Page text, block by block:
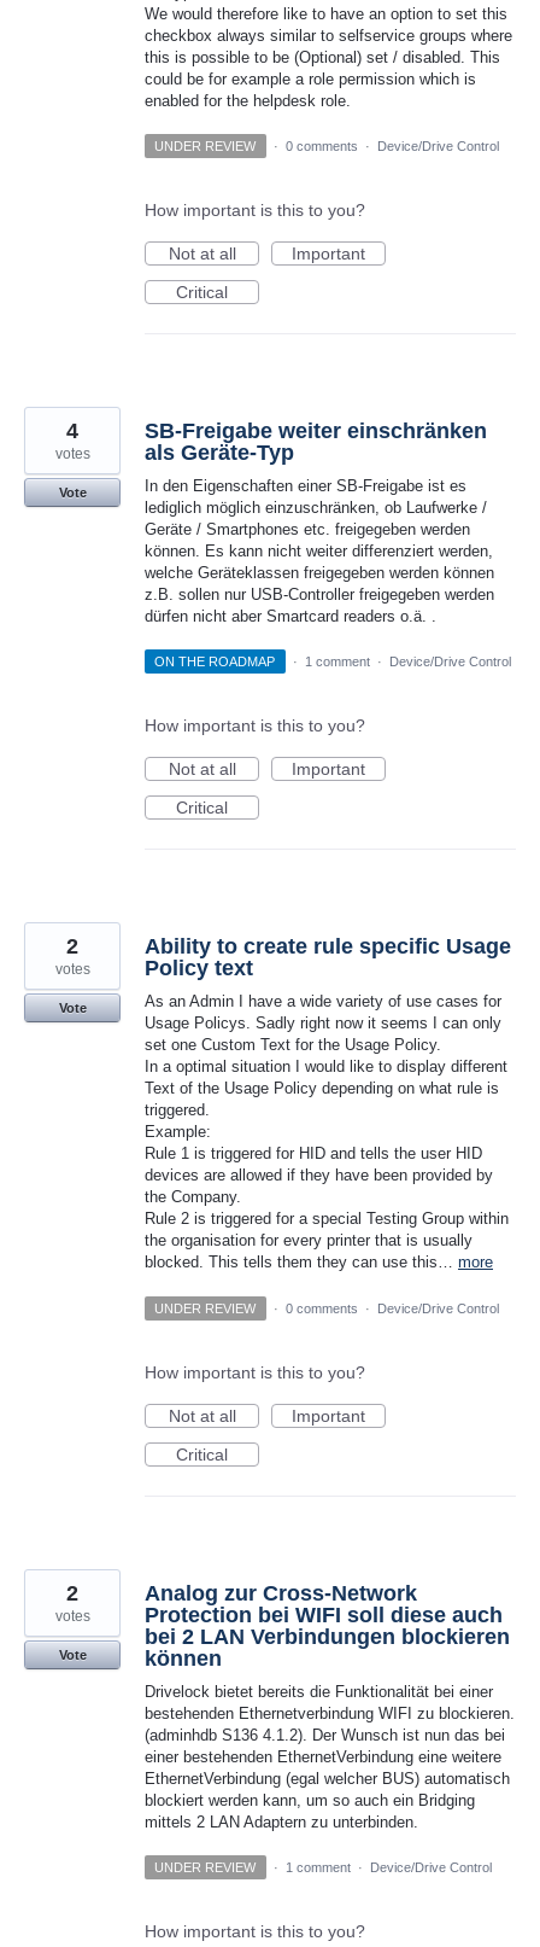
We would therefore like to have an option to set this
checkbox always similar to selfservice groups where
this is possible to be (Optional) set / disabled. This
could be for example a role permission which is
enabled for the helpdesk role.
UNDER REVIEW · 0 comments · Device/Drive Control
How important is this to you?
Not at all
Important
Critical
SB-Freigabe weiter einschränken
als Geräte-Typ
In den Eigenschaften einer SB-Freigabe ist es
lediglich möglich einzuschränken, ob Laufwerke /
Geräte / Smartphones etc. freigegeben werden
können. Es kann nicht weiter differenziert werden,
welche Geräteklassen freigegeben werden können
z.B. sollen nur USB-Controller freigegeben werden
dürfen nicht aber Smartcard readers o.ä. .
4
votes
Vote
ON THE ROADMAP · 1 comment · Device/Drive Control
How important is this to you?
Not at all
Important
Critical
Ability to create rule specific Usage
Policy text
As an Admin I have a wide variety of use cases for
Usage Policys. Sadly right now it seems I can only
set one Custom Text for the Usage Policy.
In a optimal situation I would like to display different
Text of the Usage Policy depending on what rule is
triggered.
Example:
Rule 1 is triggered for HID and tells the user HID
devices are allowed if they have been provided by
the Company.
Rule 2 is triggered for a special Testing Group within
the organisation for every printer that is usually
blocked. This tells them they can use this… more
2
votes
Vote
UNDER REVIEW · 0 comments · Device/Drive Control
How important is this to you?
Not at all
Important
Critical
Analog zur Cross-Network
Protection bei WIFI soll diese auch
bei 2 LAN Verbindungen blockieren
können
Drivelock bietet bereits die Funktionalität bei einer
bestehenden Ethernetverbindung WIFI zu blockieren.
(adminhdb S136 4.1.2). Der Wunsch ist nun das bei
einer bestehenden EthernetVerbindung eine weitere
EthernetVerbindung (egal welcher BUS) automatisch
blockiert werden kann, um so auch ein Bridging
mittels 2 LAN Adaptern zu unterbinden.
2
votes
Vote
UNDER REVIEW · 1 comment · Device/Drive Control
How important is this to you?